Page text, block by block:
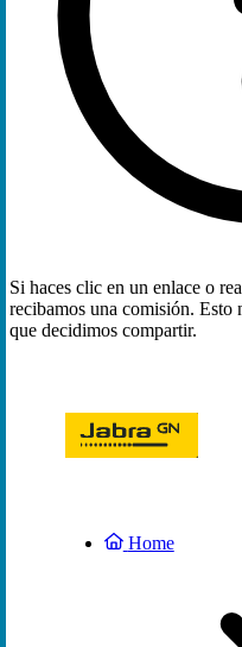
Si haces clic en un enlace o
recibamos una comisión. Esto
que decidimos compartir.
Home